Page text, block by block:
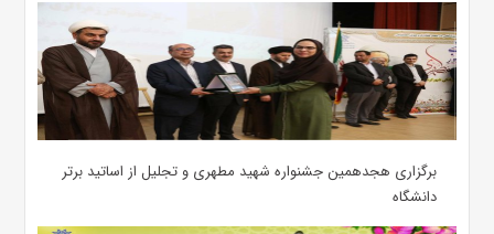
برگزاری هجدهمین جشنواره شهید مطهری و تجلیل از اساتید برتر
دانشگاه